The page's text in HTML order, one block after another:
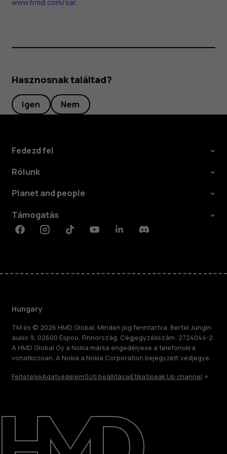
Rólunk
Javítás, újrafelhasználás, újrahasznosítás
Támogatás
www.hmd.com/sar.
Hasznosnak találtad?
Igen Nem
Fedezd fel
Rólunk
Planet and people
Támogatás
FacebookInstagramTiktokYoutubeLinkedinDiscord
Hungary
TM és © 2026 HMD Global. Minden jog fenntartva. Bertel Jungin
aukio 9, 02600 Espoo, Finnország. Cégjegyzékszám: 2724044-2.
A HMD Global Oy a Nokia márka engedélyese a telefonokra
vonatkozóan. A Nokia a Nokia Corporation bejegyzett védjegye.
FeltételekAdatvédelemSüti beállításaiEtikaSpeak Up channel